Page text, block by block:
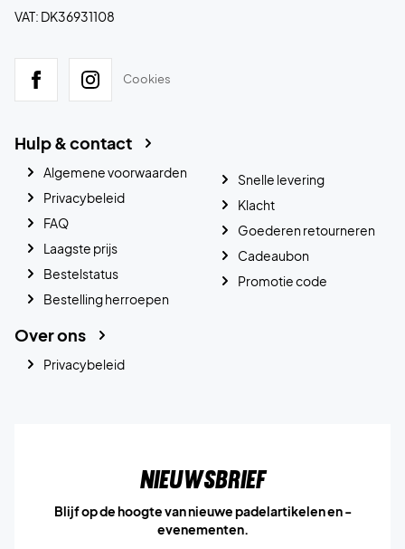
VAT: DK36931108
Cookies
Hulp & contact
Algemene voorwaarden
Privacybeleid
FAQ
Laagste prijs
Bestelstatus
Bestelling herroepen
Snelle levering
Klacht
Goederen retourneren
Cadeaubon
Promotie code
Over ons
Privacybeleid
Nieuwsbrief
Blijf op de hoogte van nieuwe padelartikelen en -
evenementen.